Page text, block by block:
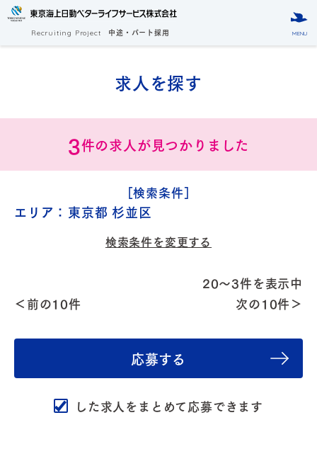
Recruiting Project 中途・パート採用 MENU
求人を探す
3件の求人が見つかりました
［検索条件］
エリア： 東京都 杉並区
検索条件を変更する
20～3件を表示中
＜前の10件
次の10件＞
応募する
した求人をまとめて応募できます